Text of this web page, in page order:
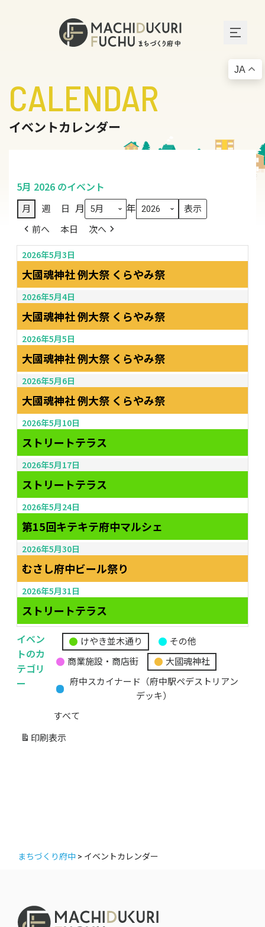
CALENDAR
イベントカレンダー
5月 2026 のイベント
月 週 日 月 年
前へ 本日 次へ
2026年5月3日
大國魂神社 例大祭 くらやみ祭
2026年5月4日
大國魂神社 例大祭 くらやみ祭
2026年5月5日
大國魂神社 例大祭 くらやみ祭
2026年5月6日
大國魂神社 例大祭 くらやみ祭
2026年5月10日
ストリートテラス
2026年5月17日
ストリートテラス
2026年5月24日
第15回キテキテ府中マルシェ
2026年5月30日
むさし府中ビール祭り
2026年5月31日
ストリートテラス
イベン
トのカ
テゴリ
ー
無
題
カ
ゴ
リ
けやき並木通り
その他
商業施設・商店街
大國魂神社
府中スカイナード（府中駅ペデストリアン
デッキ）
すべて
印刷 表示
まちづくり府中 > イベントカレンダー
JA